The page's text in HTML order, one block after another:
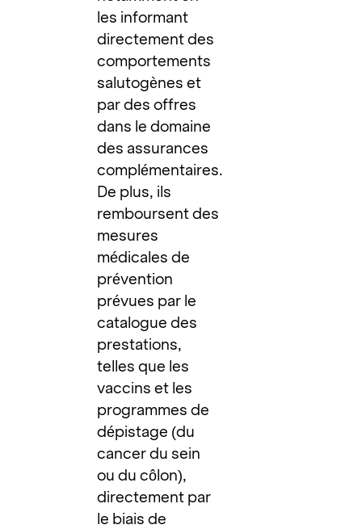
les informant
directement des
comportements
salutogènes et
par des offres
dans le domaine
des assurances
complémentaires.
De plus, ils
remboursent des
mesures
médicales de
prévention
prévues par le
catalogue des
prestations,
telles que les
vaccins et les
programmes de
dépistage (du
cancer du sein
ou du côlon),
directement par
le biais de